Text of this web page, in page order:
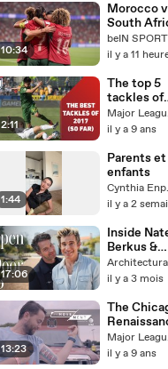
10:34
Morocco
South
Women's
Africa Cup
08/08/
beIN Sports
USA
il y a 11
2:11
The top 5
tackles of
2017 ... so
il y a 9 ans
1:44
Parents et
enfants
17:06
Inside
Berkus &
Jeremiah
Brent’s
Farm
il y a 3 mois
13:23
The
The
Movement
il y a 9 ans